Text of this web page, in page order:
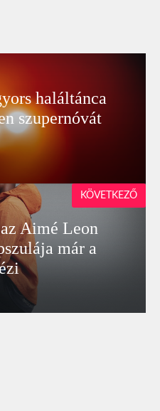
haláltánca
szupernóvát
Aimé Leon
már a
KÖVETKEZŐ